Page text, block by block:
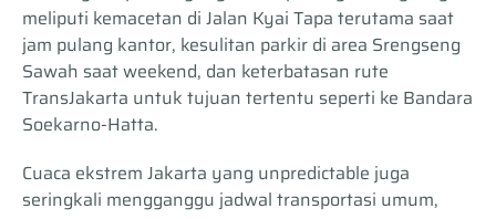
meliputi kemacetan di Jalan Kyai Tapa terutama saat
jam pulang kantor, kesulitan parkir di area Srengseng
Sawah saat weekend, dan keterbatasan rute
TransJakarta untuk tujuan tertentu seperti ke Bandara
Soekarno-Hatta.
Cuaca ekstrem Jakarta yang unpredictable juga
seringkali mengganggu jadwal transportasi umum,